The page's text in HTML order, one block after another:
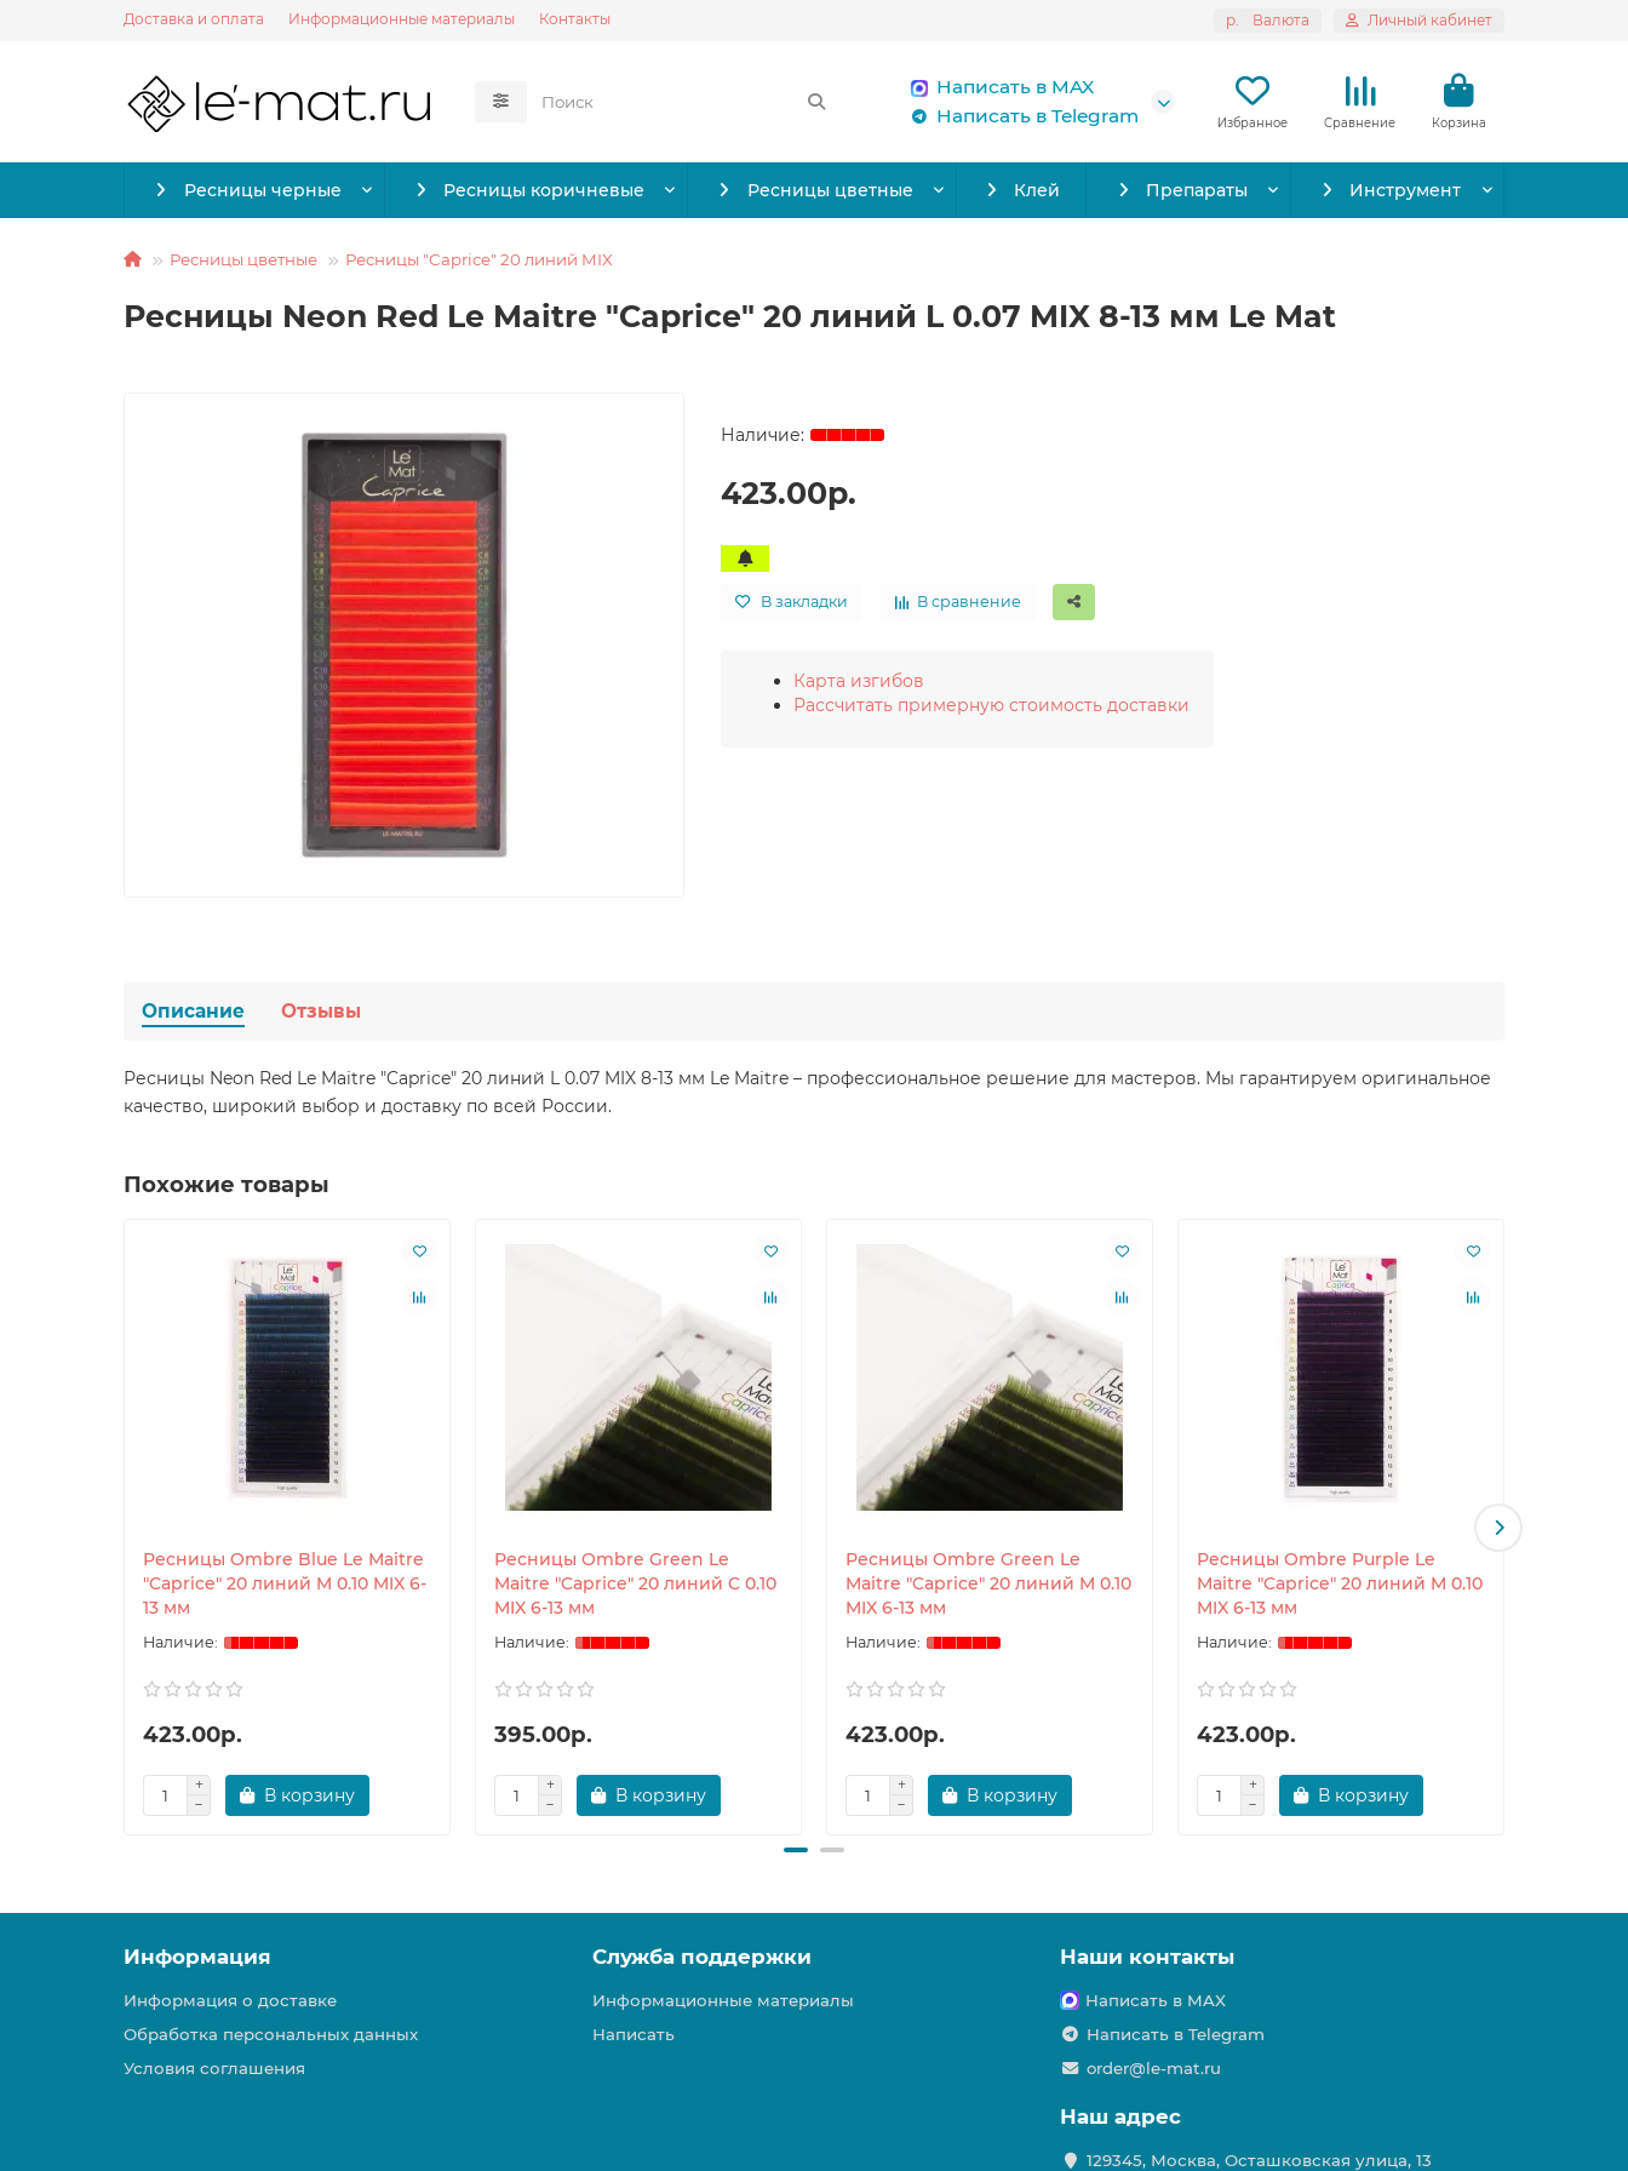
Доставка и оплата Информационные материалы Контакты р. Валюта Личный кабинет
Написать в MAX
Написать в Telegram
Избранное Сравнение Корзина
Ресницы черные Ресницы коричневые Ресницы цветные Клей Препараты Инструмент
Ресницы цветные Ресницы "Caprice" 20 линий MIX
Ресницы Neon Red Le Maitre "Caprice" 20 линий L 0.07 MIX 8-13 мм Le Mat
423.00р.
В закладки В сравнение
Карта изгибов
Рассчитать примерную стоимость доставки
Описание Отзывы
Ресницы Neon Red Le Maitre "Caprice" 20 линий L 0.07 MIX 8-13 мм Le Maitre – профессиональное решение для мастеров. Мы гарантируем оригинальное
качество, широкий выбор и доставку по всей России.
Похожие товары
Ресницы Ombre Blue Le Maitre
"Caprice" 20 линий M 0.10 MIX 6-
13 мм
423.00р.
В корзину
Ресницы Ombre Green Le
Maitre "Caprice" 20 линий C 0.10
MIX 6-13 мм
395.00р.
В корзину
Ресницы Ombre Green Le
Maitre "Caprice" 20 линий M 0.10
MIX 6-13 мм
423.00р.
В корзину
Ресницы Ombre Purple Le
Maitre "Caprice" 20 линий M 0.10
MIX 6-13 мм
423.00р.
В корзину
Информация
Информация о доставке
Обработка персональных данных
Условия соглашения
Служба поддержки
Информационные материалы
Написать
Наши контакты
Написать в MAX
Написать в Telegram
order@le-mat.ru
Наш адрес
129345, Москва, Осташковская улица, 13